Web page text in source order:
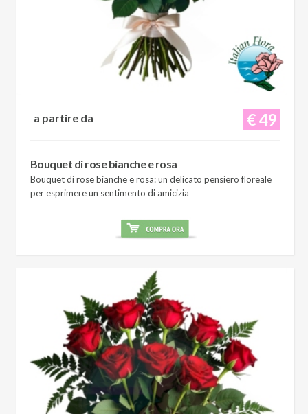
€ 49
a partire da
Bouquet di rose bianche e rosa
Bouquet di rose bianche e rosa: un delicato pensiero floreale
per esprimere un sentimento di amicizia